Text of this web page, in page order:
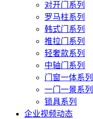
对开门系列
罗马柱系列
韩式门系列
推拉门系列
轻奢款系列
中轴门系列
门窗一体系列
一门一景系列
锁具系列
企业视频动态